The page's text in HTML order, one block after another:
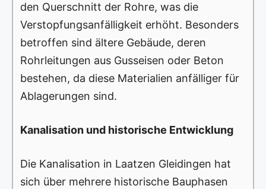
den Querschnitt der Rohre, was die
Verstopfungsanfälligkeit erhöht. Besonders
betroffen sind ältere Gebäude, deren
Rohrleitungen aus Gusseisen oder Beton
bestehen, da diese Materialien anfälliger für
Ablagerungen sind.
Kanalisation und historische Entwicklung
Die Kanalisation in Laatzen Gleidingen hat
sich über mehrere historische Bauphasen